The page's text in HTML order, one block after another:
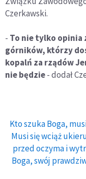
Czerkawski.
- To nie tylko opinia
górników, którzy
kopalń za rządów
nie będzie- dodał
Kto szuka Boga,
Musi się wciąż
przed oczyma i
Boga, swój